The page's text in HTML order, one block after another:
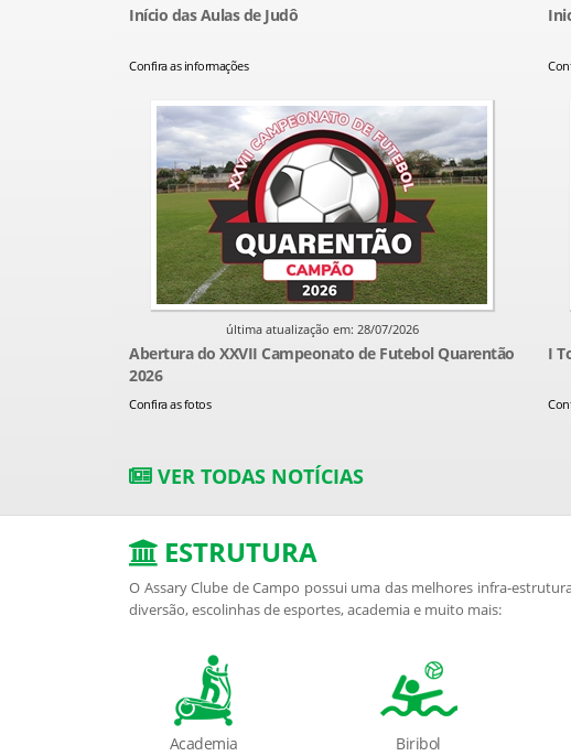
Início das Aulas de Judô
Confira as informações
última atualização em: 28/07/2026
Abertura do XXVII Campeonato de Futebol Quarentão
2026
Confira as fotos
I
VER TODAS NOTÍCIAS
ESTRUTURA
O Assary Clube de Campo possui uma das melhores infra-
diversão, escolinhas de esportes, academia e muito mais:
Academia Biribol